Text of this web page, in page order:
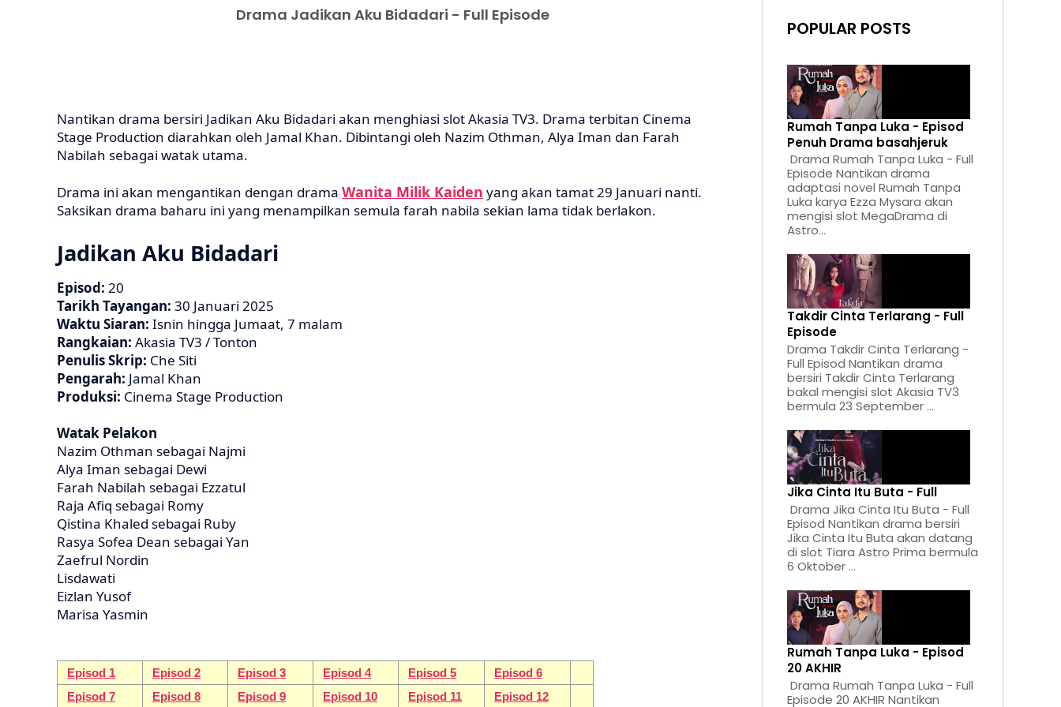
Drama Jadikan Aku Bidadari - Full Episode
Nantikan drama bersiri Jadikan Aku Bidadari akan menghiasi slot Akasia TV3. Drama terbitan Cinema
Stage Production diarahkan oleh Jamal Khan. Dibintangi oleh Nazim Othman, Alya Iman dan Farah
Nabilah sebagai watak utama.
Drama ini akan mengantikan dengan drama Wanita Milik Kaiden yang akan tamat 29 Januari nanti.
Saksikan drama baharu ini yang menampilkan semula farah nabila sekian lama tidak berlakon.
Jadikan Aku Bidadari
Episod: 20
Tarikh Tayangan: 30 Januari 2025
Waktu Siaran: Isnin hingga Jumaat, 7 malam
Rangkaian: Akasia TV3 / Tonton
Penulis Skrip: Che Siti
Pengarah: Jamal Khan
Produksi: Cinema Stage Production
Watak Pelakon
Nazim Othman sebagai Najmi
Alya Iman sebagai Dewi
Farah Nabilah sebagai Ezzatul
Raja Afiq sebagai Romy
Qistina Khaled sebagai Ruby
Rasya Sofea Dean sebagai Yan
Zaefrul Nordin
Lisdawati
Eizlan Yusof
Marisa Yasmin
Episod 1 Episod 2 Episod 3 Episod 4 Episod 5
Episod 6
Episod 7
Episod 8 Episod 9 Episod 10 Episod 11
Episod 12
POPULAR POSTS
Rumah Tanpa Luka - Episod
Penuh Drama basahjeruk
Drama Rumah Tanpa Luka - Full
Episode Nantikan drama
adaptasi novel Rumah Tanpa
Luka karya Ezza Mysara akan
mengisi slot MegaDrama di
Astro...
Takdir Cinta Terlarang - Full
Episode
Drama Takdir Cinta Terlarang -
Full Episod Nantikan drama
bersiri Takdir Cinta Terlarang
bakal mengisi slot Akasia TV3
bermula 23 September ...
Jika Cinta Itu Buta - Full
Drama Jika Cinta Itu Buta - Full
Episod Nantikan drama bersiri
Jika Cinta Itu Buta akan datang
di slot Tiara Astro Prima bermula
6 Oktober ...
Rumah Tanpa Luka - Episod
20 AKHIR
Drama Rumah Tanpa Luka - Full
Episode 20 AKHIR Nantikan